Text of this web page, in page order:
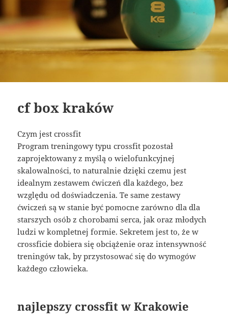
cf box kraków
Czym jest crossfit
Program treningowy typu crossfit pozostał
zaprojektowany z myślą o wielofunkcyjnej
skalowalności, to naturalnie dzięki czemu jest
idealnym zestawem ćwiczeń dla każdego, bez
względu od doświadczenia. Te same zestawy
ćwiczeń są w stanie być pomocne zarówno dla dla
starszych osób z chorobami serca, jak oraz młodych
ludzi w kompletnej formie. Sekretem jest to, że w
crossficie dobiera się obciążenie oraz intensywność
treningów tak, by przystosować się do wymogów
każdego człowieka.
najlepszy crossfit w Krakowie